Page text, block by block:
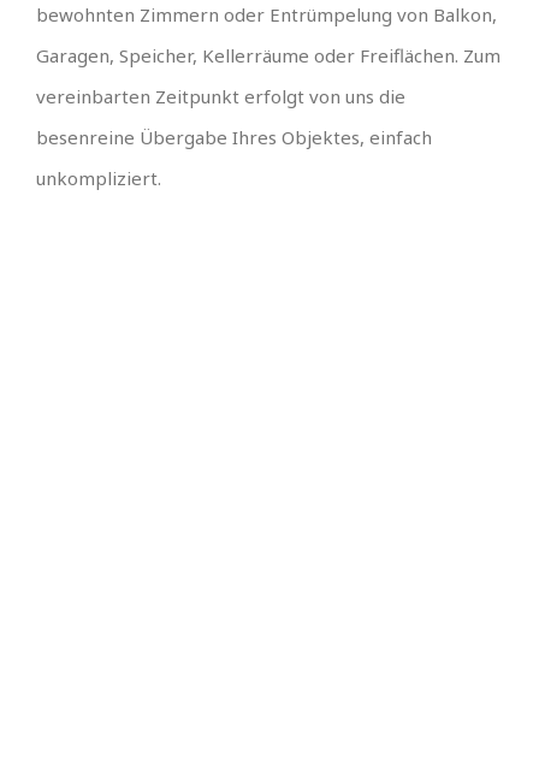
bewohnten Zimmern oder Entrümpelung von Balkon,
Garagen, Speicher, Kellerräume oder Freiflächen. Zum
vereinbarten Zeitpunkt erfolgt von uns die
besenreine Übergabe Ihres Objektes, einfach
unkompliziert.